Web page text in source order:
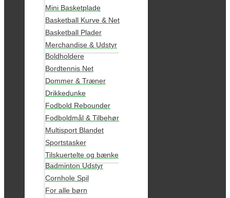
Mini Basketplade
Basketball Kurve & Net
Basketball Plader
Merchandise & Udstyr
Boldholdere
Bordtennis Net
Dommer & Træner
Drikkedunke
Fodbold Rebounder
Fodboldmål & Tilbehør
Multisport Blandet
Sportstasker
Tilskuertelte og bænke
Badminton Udstyr
Cornhole Spil
For alle børn